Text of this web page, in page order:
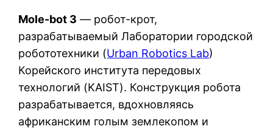
Mole-bot 3 — робот-крот,
разрабатываемый Лаборатории городской
робототехники (Urban Robotics Lab)
Корейского института передовых
технологий (KAIST). Конструкция робота
разрабатывается, вдохновляясь
африканским голым землекопом и